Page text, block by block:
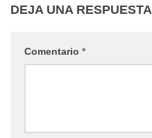
DEJA UNA RESPUESTA
Comentario *